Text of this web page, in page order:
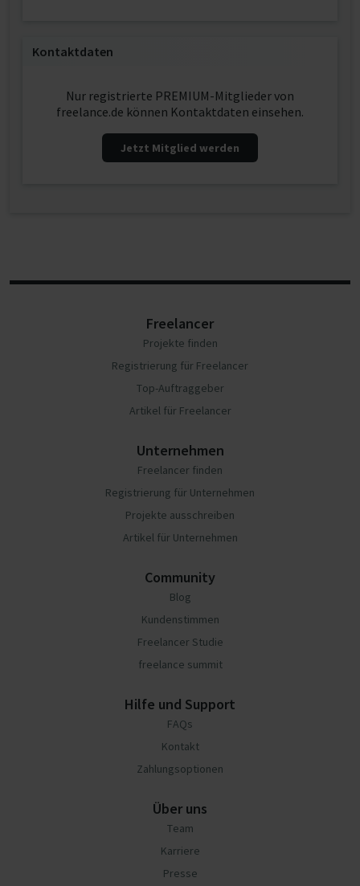
Kontaktdaten
Nur registrierte PREMIUM-Mitglieder von
freelance.de können Kontaktdaten einsehen.
Jetzt Mitglied werden
Freelancer
Projekte finden
Registrierung für Freelancer
Top-Auftraggeber
Artikel für Freelancer
Unternehmen
Freelancer finden
Registrierung für Unternehmen
Projekte ausschreiben
Artikel für Unternehmen
Community
Blog
Kundenstimmen
Freelancer Studie
freelance summit
Hilfe und Support
FAQs
Kontakt
Zahlungsoptionen
Über uns
Team
Karriere
Presse